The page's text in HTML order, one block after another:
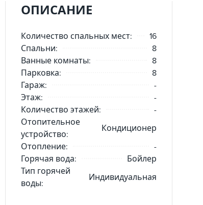
ОПИСАНИЕ
Количество спальных мест:
16
Спальни:
8
Ванные комнаты:
8
Парковка:
8
Гараж:
-
Этаж:
-
Количество этажей:
-
Отопительное
устройство:
Кондиционер
Отопление:
-
Горячая вода:
Бойлер
Тип горячей
воды:
Индивидуальная